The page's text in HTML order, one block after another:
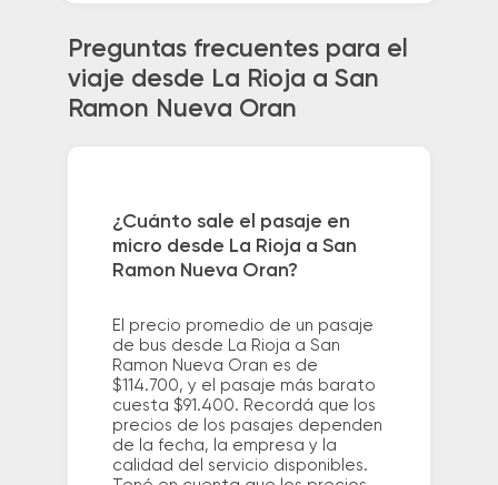
Preguntas frecuentes para el
viaje desde La Rioja a San
Ramon Nueva Oran
¿Cuánto sale el pasaje en
micro desde La Rioja a San
Ramon Nueva Oran?
El precio promedio de un pasaje
de bus desde La Rioja a San
Ramon Nueva Oran es de
$114.700, y el pasaje más barato
cuesta $91.400. Recordá que los
precios de los pasajes dependen
de la fecha, la empresa y la
calidad del servicio disponibles.